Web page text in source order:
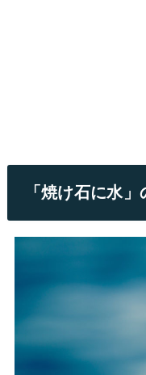
「焼け石に水